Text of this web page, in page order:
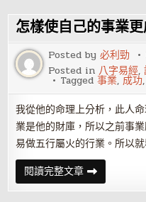
一
個
增
旺
事
業、
財
運
的
辦
公
桌
風
水
怎樣使自己的事業
Posted by必利勁
Posted in 八字易經,
Tagged事業, 成功
我從他的命理上分析，此人
業是他的財庫，所以之前事
易做五行屬火的行業。所以
閱讀完整文章怎
樣
使